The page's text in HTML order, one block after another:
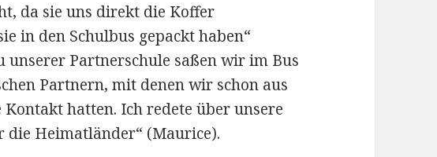
da sie uns direkt die Koffer
in den Schulbus gepackt haben“
unserer Partnerschule saßen wir im Bus
Partnern, mit denen wir schon aus
hatten. Ich redete über unsere
die Heimatländer“ (Maurice).